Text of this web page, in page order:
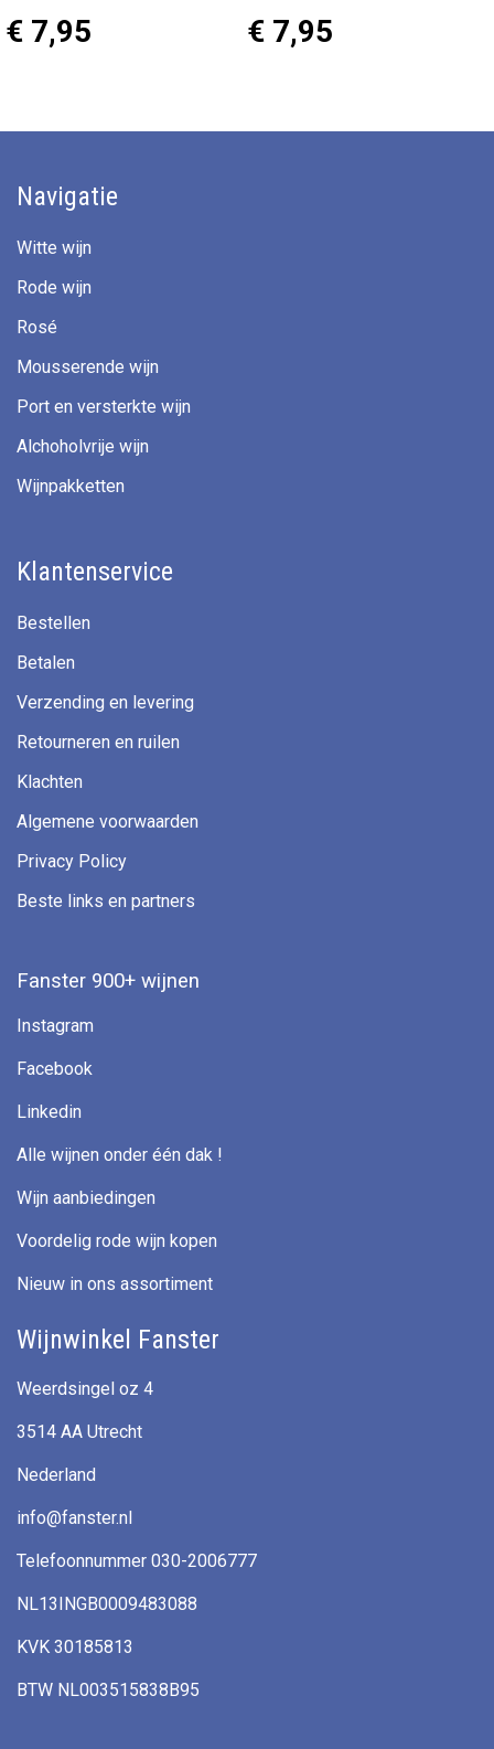
€ 7,95 € 7,95
Navigatie
Witte wijn
Rode wijn
Rosé
Mousserende wijn
Port en versterkte wijn
Alchoholvrije wijn
Wijnpakketten
Klantenservice
Bestellen
Betalen
Verzending en levering
Retourneren en ruilen
Klachten
Algemene voorwaarden
Privacy Policy
Beste links en partners
Fanster 900+ wijnen
Instagram
Facebook
Linkedin
Alle wijnen onder één dak !
Wijn aanbiedingen
Voordelig rode wijn kopen
Nieuw in ons assortiment
Wijnwinkel Fanster
Weerdsingel oz 4
3514 AA Utrecht
Nederland
info@fanster.nl
Telefoonnummer 030-2006777
NL13INGB0009483088
KVK 30185813
BTW NL003515838B95